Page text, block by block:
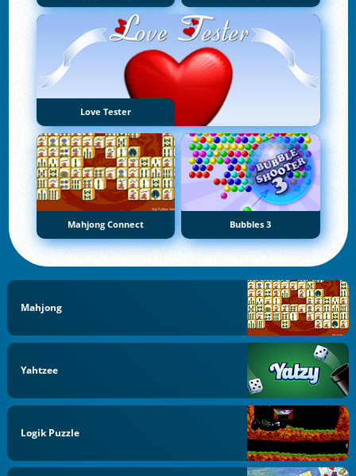
Love Tester
Mahjong Connect Bubbles 3
Mahjong
Yahtzee
Logik Puzzle